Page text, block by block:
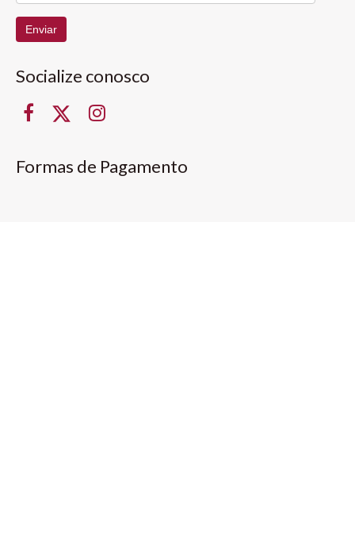
Enviar
Socialize conosco
Formas de Pagamento